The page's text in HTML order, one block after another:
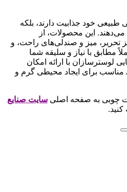
طبیعی خود جذابیت دارند، بلکه
می‌دهند. این محصولات، از
تحریر، میز و صندلی‌های راحت، و
مطابق با نیاز و سلیقه شما
لوسترسازان با ارائه امکان
برای ایجاد محیطی گرم و
چوبی به صفحه اصلی سایت صنایع